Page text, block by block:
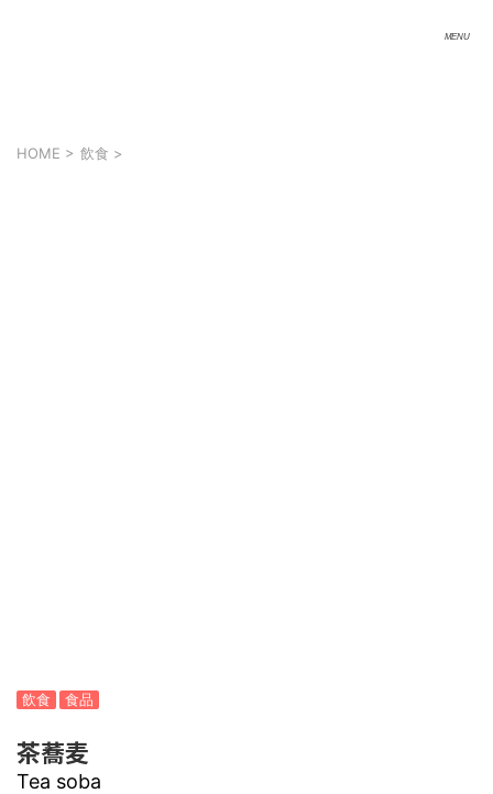
HOME > 飲食 >
飲食 食品
茶蕎麦
Tea soba